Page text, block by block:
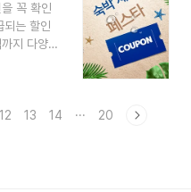
급 기간:
착순 마
연·전시
되면 조기
꼭 확인
되는 할인
지 다양한
급 기간,
보발급 시
12 13 14 ··· 20